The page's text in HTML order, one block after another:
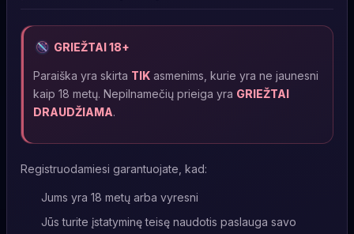
GRIEŽTAI 18+
Paraiška yra skirta TIK asmenims, kurie yra ne jaunesni
kaip 18 metų. Nepilnamečių prieiga yra GRIEŽTAI
DRAUDŽIAMA.
Registruodamiesi garantuojate, kad:
Jums yra 18 metų arba vyresni
Jūs turite įstatyminę teisę naudotis paslauga savo